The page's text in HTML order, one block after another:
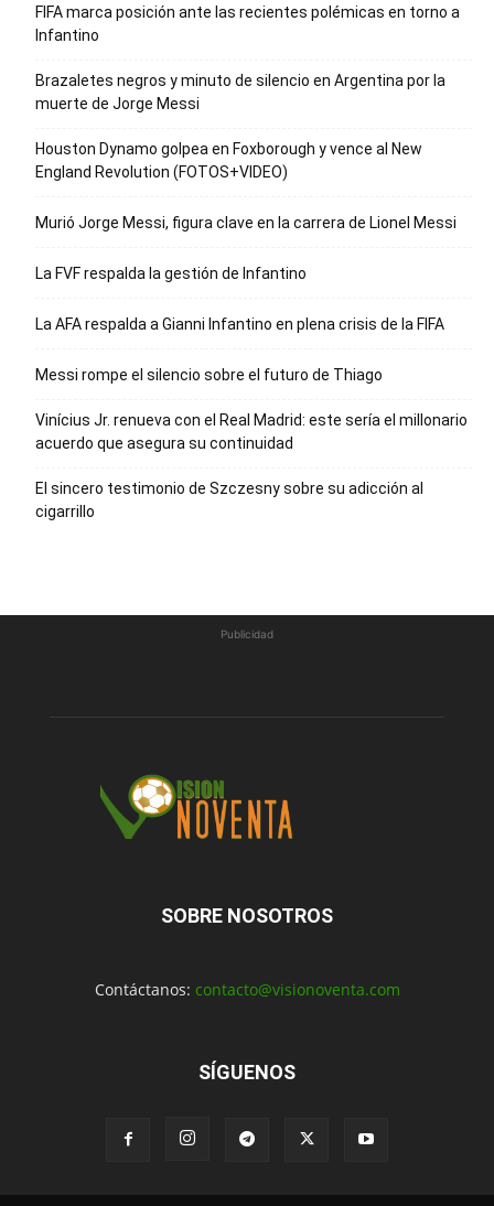
FIFA marca posición ante las recientes polémicas en torno a
Infantino
Brazaletes negros y minuto de silencio en Argentina por la
muerte de Jorge Messi
Houston Dynamo golpea en Foxborough y vence al New
England Revolution (FOTOS+VIDEO)
Murió Jorge Messi, figura clave en la carrera de Lionel Messi
La FVF respalda la gestión de Infantino
La AFA respalda a Gianni Infantino en plena crisis de la FIFA
Messi rompe el silencio sobre el futuro de Thiago
Vinícius Jr. renueva con el Real Madrid: este sería el millonario
acuerdo que asegura su continuidad
El sincero testimonio de Szczesny sobre su adicción al
cigarrillo
Publicidad
SOBRE NOSOTROS
Contáctanos: contacto@visionoventa.com
SÍGUENOS